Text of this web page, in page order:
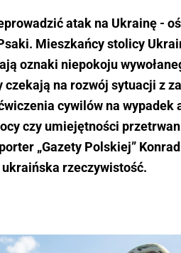
atak na Ukrainę -
Mieszkańcy stolicy
oznaki niepokoju
na rozwój sytuacji z
cywilów na wypadek
czy umiejętności
„Gazety Polskiej”
rzeczywistość.